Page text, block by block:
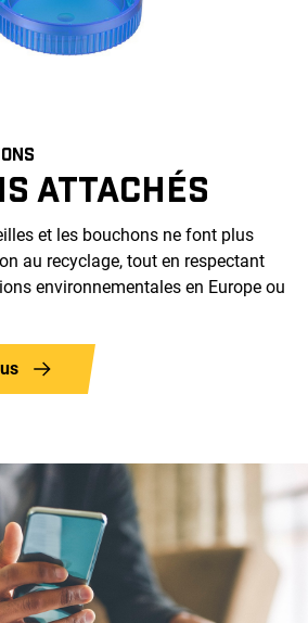
ATTACHÉS
et les bouchons ne font plus
au recyclage, tout en respectant
environnementales en Europe ou